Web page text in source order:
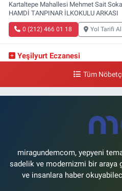
Kartaltepe Mahallesi Mehmet Sait
HAMDİ TANPINAR İLKOKULU ARKASI
0 (212) 466 01 18 Yol Tarifi Al
Yeşilyurt Eczanesi
Şenlikköy Mahallesi Eski Halkalı
0 (212) 574 24 20
Tüm
miragundemcom, yepyeni
sadelik ve modernizmi bir araya
ve insanlara haber